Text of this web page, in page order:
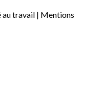
au travail | Mentions